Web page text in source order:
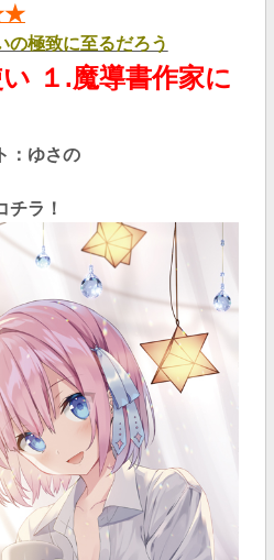
極致に至るだろう
１.魔導書作家に
：ゆさの
チラ！